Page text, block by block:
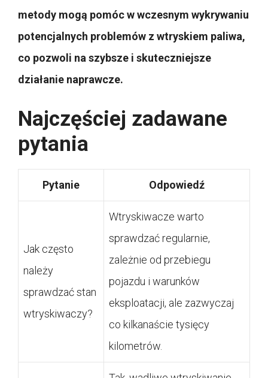
metody mogą pomóc w wczesnym wykrywaniu
potencjalnych problemów z wtryskiem paliwa,
co pozwoli na szybsze i skuteczniejsze
działanie naprawcze.
Najczęściej zadawane
pytania
Pytanie Odpowiedź
Jak często
należy
sprawdzać stan
wtryskiwaczy?
Wtryskiwacze warto
sprawdzać regularnie,
zależnie od przebiegu
pojazdu i warunków
eksploatacji, ale zazwyczaj
co kilkanaście tysięcy
kilometrów.